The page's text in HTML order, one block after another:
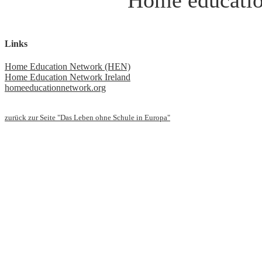
Links
Home Education Network (HEN)
Home Education Network Ireland
homeeducationnetwork.org
zurück zur Seite "Das Leben ohne Schule in Europa"